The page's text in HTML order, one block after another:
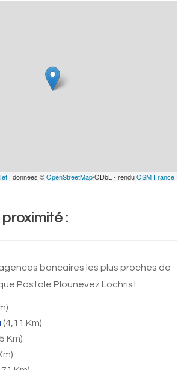
| données ©OpenStreetMap/ODbL - renduOSM France
:
bancaires les plus proches de
Postale Plounevez Lochrist
(4,11 Km)
Km)